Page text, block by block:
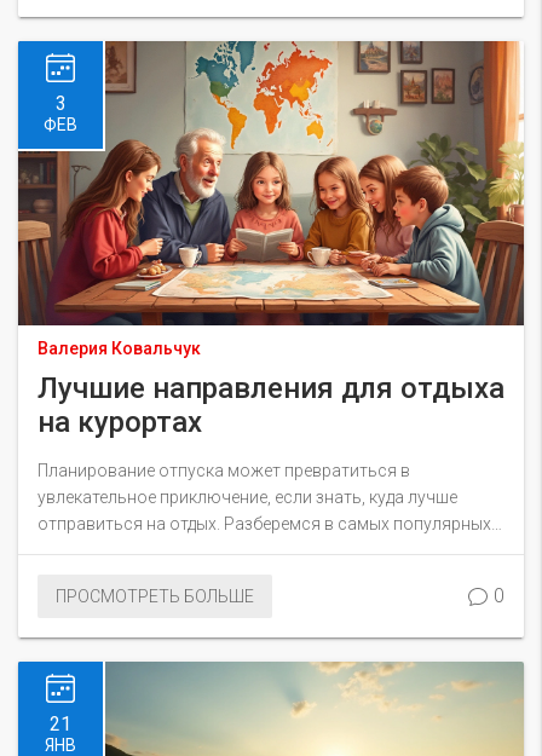
3
ФЕВ
Валерия Ковальчук
Лучшие направления для отдыха
на курортах
Планирование отпуска может превратиться в
увлекательное приключение, если знать, куда лучше
отправиться на отдых. Разберемся в самых популярных
направлениях для отдыха, а также поделимся полезными
вдохновение для вашего следующего путешествия, чтобы
семью на новое и незабываемое приключение.
ПРОСМОТРЕТЬ БОЛЬШЕ 0
21
ЯНВ